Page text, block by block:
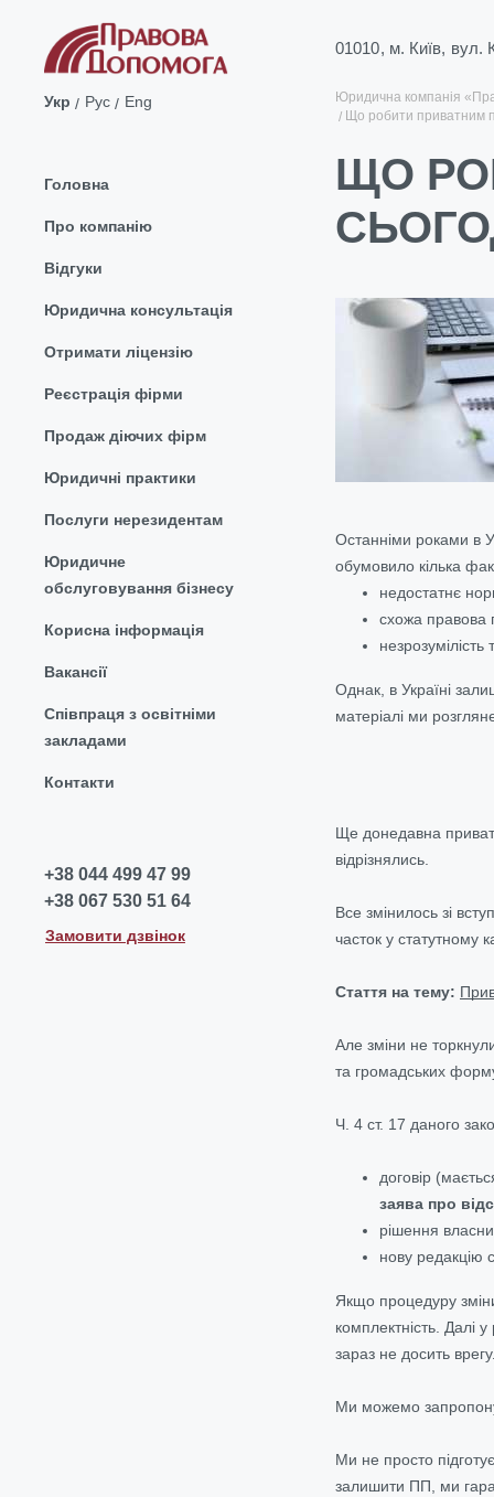
01010, м. Київ, вул.
Укр Рус Eng
Головна
Про компанію
Відгуки
Юридична консультація
Отримати ліцензію
Реєстрація фірми
Продаж діючих фірм
Юридичні практики
Послуги нерезидентам
Юридичне
обслуговування бізнесу
Корисна інформація
Вакансії
Співпраця з освітніми
закладами
Контакти
+38 044 499 47 99
+38 067 530 51 64
Замовити дзвінок
Юридична компанія
Що робити приватним
ЩО
Останніми роками в
обумовило кілька
недостатнє
схожа
Однак, в Україні
матеріалі ми
Ще донедавна
відрізнялись.
Все змінилось зі
часток у статутному
Стаття на тему:
Але зміни не
та громадських
Ч. 4 ст. 17 даного
договір
заява про
рішення
нову редакцію
Якщо процедуру
комплектність. Далі
зараз не досить
Ми можемо
Ми не просто
залишити ПП, ми